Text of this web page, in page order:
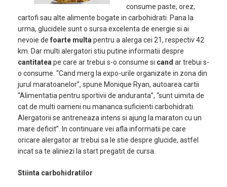
consume paste, orez,
cartofi sau alte alimente bogate in carbohidrati. Pana la
urma, glucidele sunt o sursa excelenta de energie si ai
nevoie de foarte multa pentru a alerga cei 21, respectiv 42
km. Dar multi alergatori stiu putine informatii despre
cantitatea pe care ar trebui s-o consume si cand ar trebui s-
o consume. “Cand merg la expo-urile organizate in zona din
jurul maratoanelor”, spune Monique Ryan, autoarea cartii
“Alimentatia pentru sportivii de anduranta”, “sunt uimita de
cat de multi oameni nu mananca suficienti carbohidrati.
Alergatorii se antreneaza intens si ajung la maraton cu un
mare deficit”. In continuare vei afla informatii pe care
oricare alergator ar trebui sa le stie despre glucide, astfel
incat sa te aliniezi la start pregatit de cursa.
Stiinta carbohidratilor